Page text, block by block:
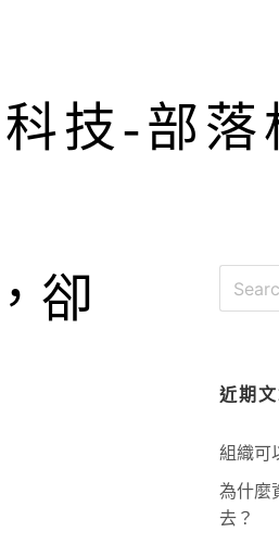
技-部落
卻
近期
組織可
為什麼
去？